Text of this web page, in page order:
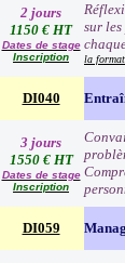
2 jours
1150 € HT
Dates de stage
Inscription
sur
la
DI040
3 jours
1550 € HT
Dates de stage
Inscription
DI059